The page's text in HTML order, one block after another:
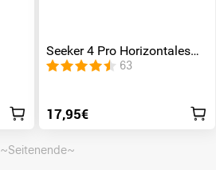
Seeker 4 Pro Horizontales
Holster
63
17,95€
~Seitenende~